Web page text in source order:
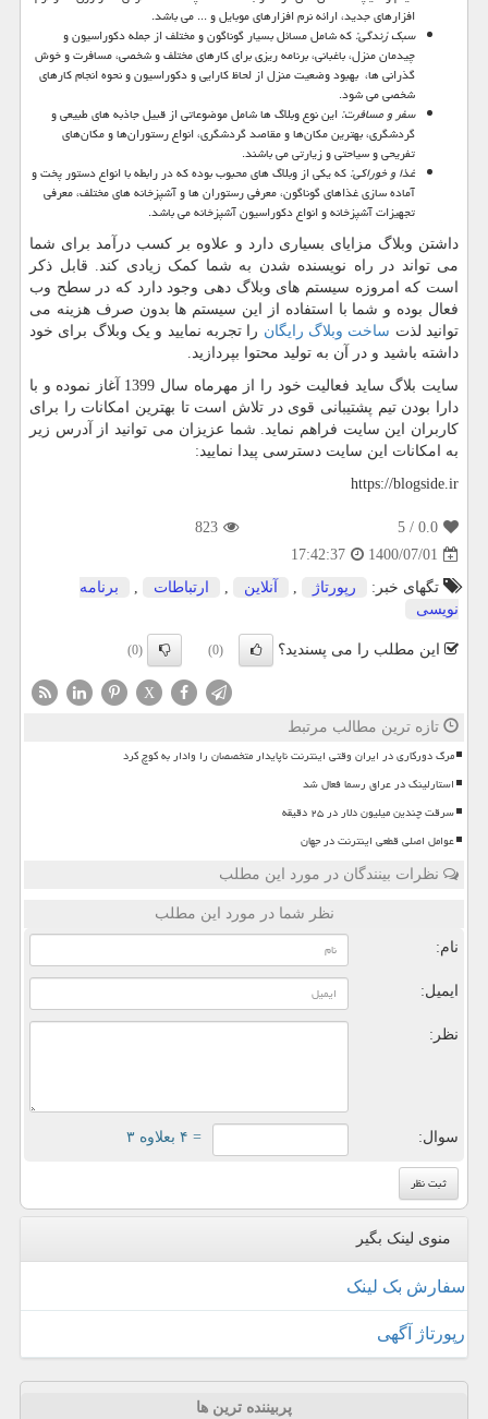
افزارهای جدید، ارائه نرم افزارهای موبایل و ... می باشد.
سبک زندگی:که شامل مسائل بسیار گوناگون و مختلف از جمله دکوراسیون و
چیدمان منزل، باغبانی، برنامه ریزی برای کارهای مختلف و شخصی، مسافرت و خوش
گذرانی ها، بهبود وضعیت منزل از لحاظ کارایی و دکوراسیون و نحوه انجام کارهای
شخصی می شود.
سفر و مسافرت:این نوع وبلاگ ها شامل موضوعاتی از قبیل جاذبه های طبیعی و
گردشگری، بهترین مکان‌ها و مقاصد گردشگری، انواع رستوران‌ها و مکان‌های
تفریحی و سیاحتی و زیارتی می باشند.
غذا و خوراکی:که یکی از وبلاگ های محبوب بوده که در رابطه با انواع دستور پخت و
آماده سازی غذاهای گوناگون، معرفی رستوران ها و آشپزخانه های مختلف، معرفی
تجهیزات آشپزخانه و انواع دکوراسیون آشپزخانه می باشد.
داشتن وبلاگ مزایای بسیاری دارد و علاوه بر کسب درآمد برای شما
می تواند در راه نویسنده شدن به شما کمک زیادی کند. قابل ذکر
است که امروزه سیستم های وبلاگ دهی وجود دارد که در سطح وب
فعال بوده و شما با استفاده از این سیستم ها بدون صرف هزینه می
توانید لذت ساخت وبلاگ رایگان را تجربه نمایید و یک وبلاگ برای خود
داشته باشید و در آن به تولید محتوا بپردازید.
سایت بلاگ ساید فعالیت خود را از مهرماه سال 1399 آغاز نموده و با
دارا بودن تیم پشتیبانی قوی در تلاش است تا بهترین امکانات را برای
کاربران این سایت فراهم نماید. شما عزیزان می توانید از آدرس زیر
به امکانات این سایت دسترسی پیدا نمایید:
https://blogside.ir
0.0
/ 5
823
1400/07/01
17:42:37
تگهای خبر:
رپورتاژ , آنلاین , ارتباطات ,
برنامه
نویسی
این مطلب را می پسندید؟ (0)
(0)
X
تازه ترین مطالب مرتبط
مرگ دورکاری در ایران وقتی اینترنت ناپایدار متخصصان را وادار به کوچ کرد
استارلینک در عراق رسما فعال شد
سرقت چندین میلیون دلار در ۲۵ دقیقه
عوامل اصلی قطعی اینترنت در جهان
نظرات بینندگان در مورد این مطلب
نظر شما در مورد این مطلب
نام:
ایمیل:
نظر:
سوال: = ۴ بعلاوه ۳
منوی لینک بگیر
سفارش بک لینک
رپورتاژ آگهی
پربیننده ترین ها